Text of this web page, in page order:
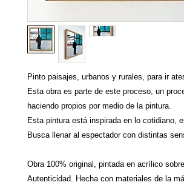
Pinto paisajes, urbanos y rurales, para ir
Esta obra es parte de este proceso, un
haciendo propios por medio de la pintura.
Esta pintura está inspirada en lo cotidiano,
Busca llenar al espectador con distintas
Obra 100% original, pintada en acrílico
Autenticidad. Hecha con materiales de la